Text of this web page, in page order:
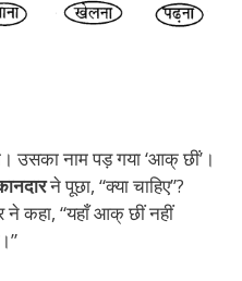
उसका नाम पड़ गया ‘आक् छीं’।
ने पूछा, “क्या चाहिए”?
ने कहा, “यहाँ आक् छीं नहीं
।”